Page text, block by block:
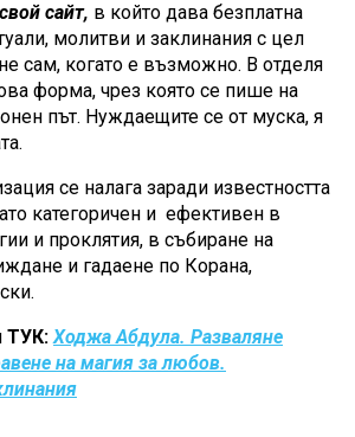
сайт, в който дава безплатна
молитви и заклинания с цел
сам, когато е възможно. В отделя
форма, чрез която се пише на
път. Нуждаещите се от муска, я
се налага заради известността
категоричен и ефективен в
и проклятия, в събиране на
и гадаене по Корана,
ТУК: Ходжа Абдула. Разваляне
на магия за любов.